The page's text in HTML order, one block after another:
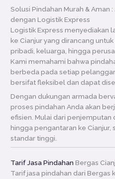
Solusi Pindahan Murah & Aman :
dengan Logistik Express
Logistik Express menyediakan
ke Cianjur yang dirancang
pribadi, keluarga, hingga
Kami memahami bahwa
berbeda pada setiap
bersifat fleksibel dan dapat
Dengan dukungan armada
proses pindahan Anda akan
efisien. Mulai dari penjemputan
hingga pengantaran ke Cianjur,
standar tinggi.
Tarif Jasa Pindahan Bergas
Tarif jasa pindahan dari Bergas